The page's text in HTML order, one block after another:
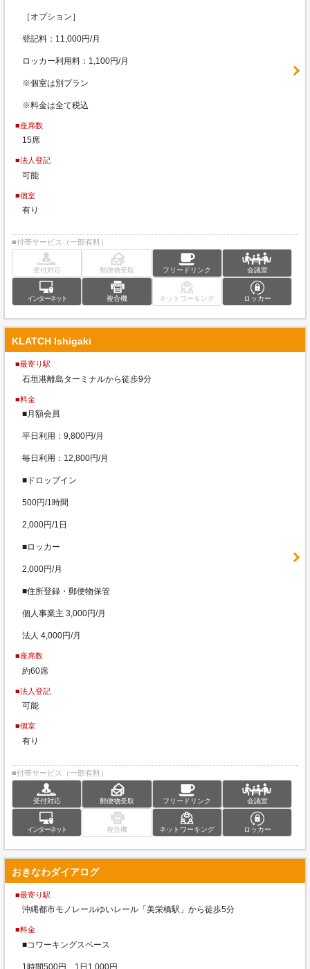
［オプション］
登記料：11,000円/月
ロッカー利用料：1,100円/月
※個室は別プラン
※料金は全て税込
■座席数
15席
■法人登記
可能
■個室
有り
■付帯サービス（一部有料）
受付対応 郵便物受取 フリードリンク 会議室
インターネット 複合機 ネットワーキング ロッカー
KLATCH Ishigaki
■最寄り駅
石垣港離島ターミナルから徒歩9分
■料金
■月額会員
平日利用：9,800円/月
毎日利用：12,800円/月
■ドロップイン
500円/1時間
2,000円/1日
■ロッカー
2,000円/月
■住所登録・郵便物保管
個人事業主 3,000円/月
法人 4,000円/月
■座席数
約60席
■法人登記
可能
■個室
有り
■付帯サービス（一部有料）
受付対応 郵便物受取 フリードリンク 会議室
インターネット 複合機 ネットワーキング ロッカー
おきなわダイアログ
■最寄り駅
沖縄都市モノレールゆいレール「美栄橋駅」から徒歩5分
■料金
■コワーキングスペース
1時間500円、1日1,000円